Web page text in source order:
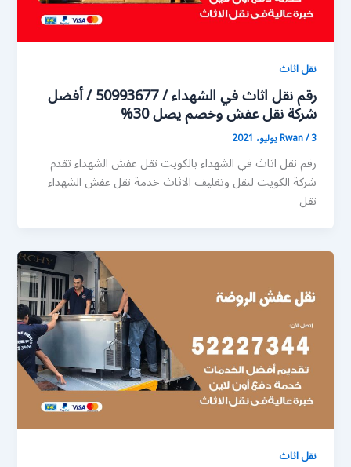
نقل اثاث
رقم نقل اثاث في الشهداء / 50993677 / أفضل
شركة نقل عفش وخصم يصل 30%
Rwan/3 يوليو، 2021
رقم نقل اثاث في الشهداء بالكويت نقل عفش الشهداء تقدم
شركة الكويت لنقل وتغليف الاثاث خدمة نقل عفش الشهداء
نقل
نقل اثاث